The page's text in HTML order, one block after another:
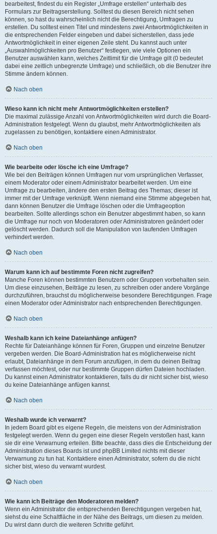
bearbeitest, findest du ein Register „Umfrage erstellen“ unterhalb des
Formulars zur Beitragserstellung. Solltest du diesen Bereich nicht sehen
können, so hast du wahrscheinlich nicht die Berechtigung, Umfragen zu
erstellen. Du solltest einen Titel und mindestens zwei Antwortmöglichkeiten in
die entsprechenden Felder eingeben und dabei sicherstellen, dass jede
Antwortmöglichkeit in einer eigenen Zeile steht. Du kannst auch unter
„Auswahlmöglichkeiten pro Benutzer“ festlegen, wie viele Optionen ein
Benutzer auswählen kann, welches Zeitlimit für die Umfrage gilt (0 bedeutet
dabei eine zeitlich unbegrenzte Umfrage) und schließlich, ob die Benutzer ihre
Stimme ändern können.
Nach oben
Wieso kann ich nicht mehr Antwortmöglichkeiten erstellen?
Die maximal zulässige Anzahl von Antwortmöglichkeiten wird durch die Board-
Administration festgelegt. Wenn du glaubst, mehr Antwortmöglichkeiten als
zugelassen zu benötigen, kontaktiere einen Administrator.
Nach oben
Wie bearbeite oder lösche ich eine Umfrage?
Wie bei den Beiträgen können Umfragen nur vom ursprünglichen Verfasser,
einem Moderator oder einem Administrator bearbeitet werden. Um eine
Umfrage zu bearbeiten, ändere den ersten Beitrag des Themas; dieser ist
immer mit der Umfrage verknüpft. Wenn niemand eine Stimme abgegeben hat,
dann können Benutzer die Umfrage löschen oder die Umfrageoption
bearbeiten. Sollte allerdings schon ein Benutzer abgestimmt haben, so kann
die Umfrage nur noch von Moderatoren oder Administratoren geändert oder
gelöscht werden. Dadurch soll die Manipulation von laufenden Umfragen
verhindert werden.
Nach oben
Warum kann ich auf bestimmte Foren nicht zugreifen?
Manche Foren können bestimmten Benutzern oder Gruppen vorbehalten sein.
Um diese einzusehen, Beiträge zu lesen, zu schreiben oder andere Vorgänge
durchzuführen, brauchst du möglicherweise besondere Berechtigungen. Frage
einen Moderator oder Administrator nach entsprechenden Berechtigungen.
Nach oben
Weshalb kann ich keine Dateianhänge anfügen?
Rechte für Dateianhänge können für Foren, Gruppen und einzelne Benutzer
vergeben werden. Die Board-Administration hat es möglicherweise nicht
erlaubt, Dateianhänge in dem Forum anzufügen, in dem du deinen Beitrag
verfassen möchtest, oder nur bestimmte Gruppen dürfen Dateien hochladen.
Du kannst einen Administrator kontaktieren, falls du dir nicht sicher bist, wieso
du keine Dateianhänge anfügen kannst.
Nach oben
Weshalb wurde ich verwarnt?
In jedem Board gibt es eigene Regeln, die meistens von der Administration
festgelegt werden. Wenn du gegen eine dieser Regeln verstoßen hast, kann
sie dir eine Verwarnung erteilen. Bitte beachte, dass dies die Entscheidung der
Administration dieses Boards ist und phpBB Limited nichts mit dieser
Verwarnung zu tun hat. Kontaktiere einen Administrator, sofern du die nicht
sicher bist, wieso du verwarnt wurdest.
Nach oben
Wie kann ich Beiträge den Moderatoren melden?
Wenn ein Administrator die entsprechenden Berechtigungen vergeben hat,
siehst du eine Schaltfläche in der Nähe des Beitrags, um diesen zu melden.
Du wirst dann durch die weiteren Schritte geführt.